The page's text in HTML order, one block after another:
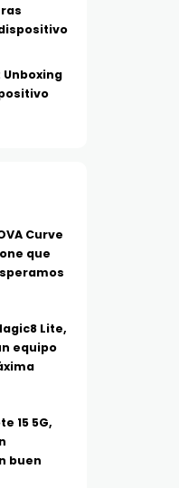
Unboxing
Curve
que
Lite,
equipo
15 5G,
buen